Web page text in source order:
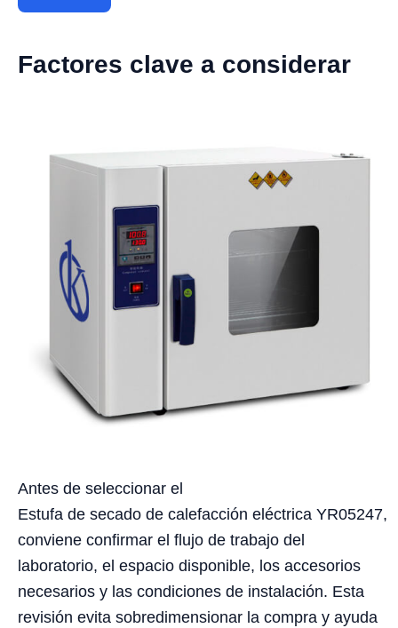
Factores clave a considerar
Antes de seleccionar el
Estufa de secado de calefacción eléctrica YR05247,
conviene confirmar el flujo de trabajo del
laboratorio, el espacio disponible, los accesorios
necesarios y las condiciones de instalación. Esta
revisión evita sobredimensionar la compra y ayuda